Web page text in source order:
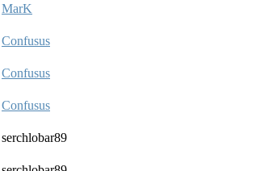
MarK
Confusus
Confusus
Confusus
serchlobar89